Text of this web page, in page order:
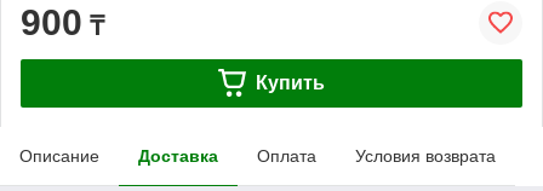
900 ₸
Купить
Описание Доставка Оплата Условия возврата